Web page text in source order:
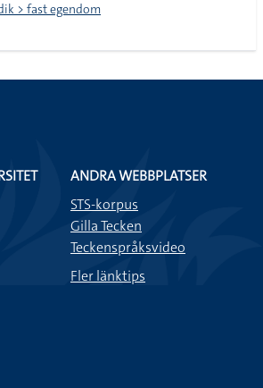
> fast egendom
ANDRA WEBBPLATSER
STS-korpus
Gilla Tecken
Teckenspråksvideo
Fler länktips